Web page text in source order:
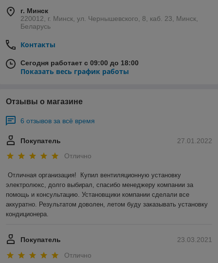
г. Минск
220012, г. Минск, ул. Чернышевского, 8, каб. 23, Минск,
Беларусь
Контакты
Сегодня работает с 09:00 до 18:00
Показать весь график работы
Отзывы о магазине
6 отзывов за всё время
27.01.2022
Покупатель
Отлично
Отличная организация!  Купил вентиляционную установку
электролюкс, долго выбирал, спасибо менеджеру компании за
помощь и консультацию. Установщики компании сделали все
аккуратно. Результатом доволен, летом буду заказывать установку
кондиционера.
23.03.2021
Покупатель
Отлично